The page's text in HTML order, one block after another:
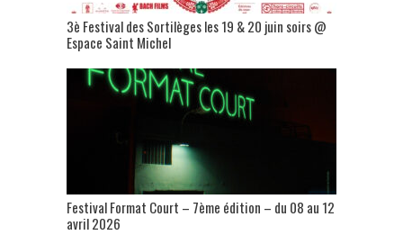
3è Festival des Sortilèges les 19 & 20 juin soirs @
Espace Saint Michel
Festival Format Court – 7ème édition – du 08 au 12
avril 2026